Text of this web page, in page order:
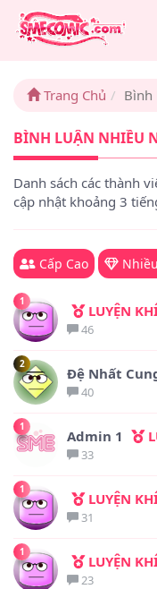
Trang Chủ Bình
BÌNH LUẬN NHIỀU
Danh sách các thành
cập nhật khoảng 3
Cấp Cao
1
LUYỆN
46
2
Đệ Nhất
40
1
Admin 1
33
1
LUYỆN
31
1
LUYỆN
23